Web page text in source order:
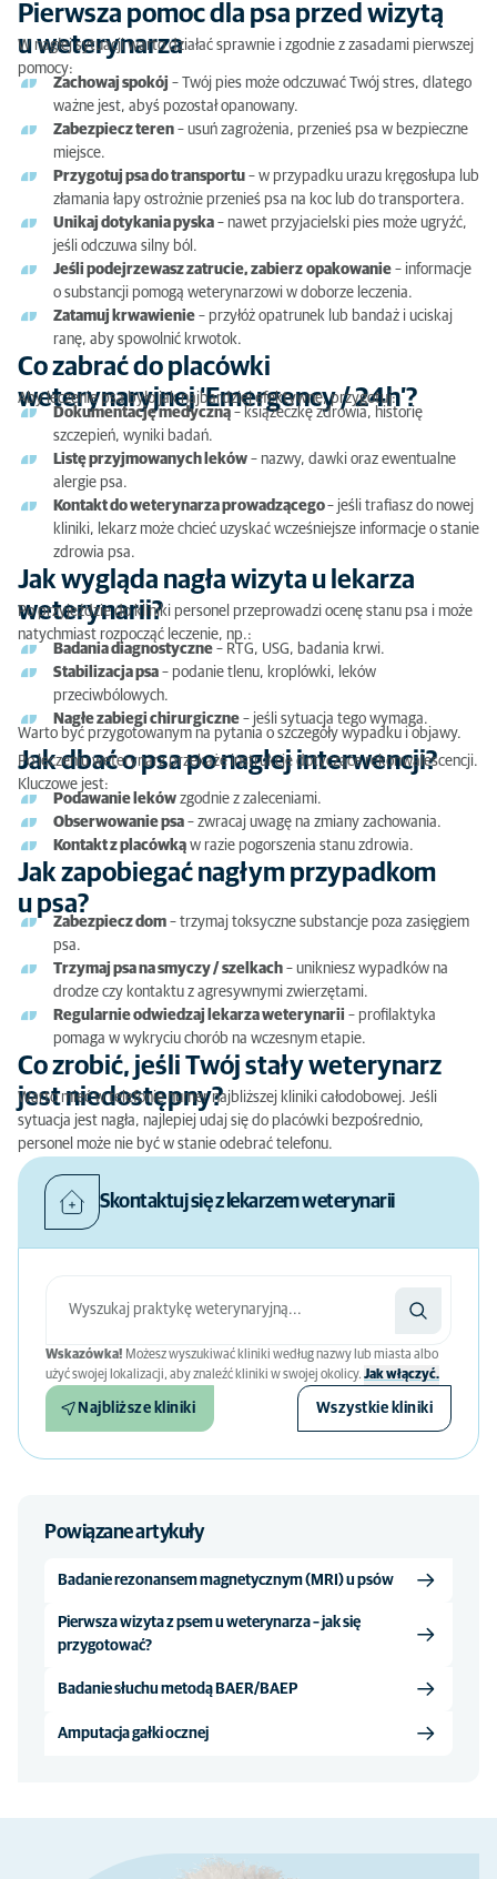
Pierwsza pomoc dla psa przed wizytą
u weterynarza
W nagłej sytuacji warto działać sprawnie i zgodnie z zasadami pierwszej
pomocy:
Zachowaj spokój – Twój pies może odczuwać Twój stres, dlatego
ważne jest, abyś pozostał opanowany.
Zabezpiecz teren – usuń zagrożenia, przenieś psa w bezpieczne
miejsce.
Przygotuj psa do transportu – w przypadku urazu kręgosłupa lub
złamania łapy ostrożnie przenieś psa na koc lub do transportera.
Unikaj dotykania pyska – nawet przyjacielski pies może ugryźć,
jeśli odczuwa silny ból.
Jeśli podejrzewasz zatrucie, zabierz opakowanie – informacje
o substancji pomogą weterynarzowi w doborze leczenia.
Zatamuj krwawienie – przyłóż opatrunek lub bandaż i uciskaj
ranę, aby spowolnić krwotok.
Co zabrać do placówki
weterynaryjnej ‘Emergency / 24h’?
Aby leczenie psa było jak najbardziej efektywne, przygotuj:
Dokumentację medyczną – książeczkę zdrowia, historię
szczepień, wyniki badań.
Listę przyjmowanych leków – nazwy, dawki oraz ewentualne
alergie psa.
Kontakt do weterynarza prowadzącego– jeśli trafiasz do nowej
kliniki, lekarz może chcieć uzyskać wcześniejsze informacje o stanie
zdrowia psa.
Jak wygląda nagła wizyta u lekarza
weterynarii?
Po przyjeździe do kliniki personel przeprowadzi ocenę stanu psa i może
natychmiast rozpocząć leczenie, np.:
Badania diagnostyczne – RTG, USG, badania krwi.
Stabilizacja psa – podanie tlenu, kroplówki, leków
przeciwbólowych.
Nagłe zabiegi chirurgiczne – jeśli sytuacja tego wymaga.
Warto być przygotowanym na pytania o szczegóły wypadku i objawy.
Jak dbać o psa po nagłej interwencji?
Po leczeniu weterynarz przekaże instrukcje dotyczące rekonwalescencji.
Kluczowe jest:
Podawanie leków zgodnie z zaleceniami.
Obserwowanie psa – zwracaj uwagę na zmiany zachowania.
Kontakt z placówką w razie pogorszenia stanu zdrowia.
Jak zapobiegać nagłym przypadkom
u psa?
Zabezpiecz dom – trzymaj toksyczne substancje poza zasięgiem
psa.
Trzymaj psa na smyczy / szelkach – unikniesz wypadków na
drodze czy kontaktu z agresywnymi zwierzętami.
Regularnie odwiedzaj lekarza weterynarii – profilaktyka
pomaga w wykryciu chorób na wczesnym etapie.
Co zrobić, jeśli Twój stały weterynarz
jest niedostępny?
Warto mieć w telefonie numer najbliższej kliniki całodobowej. Jeśli
sytuacja jest nagła, najlepiej udaj się do placówki bezpośrednio,
personel może nie być w stanie odebrać telefonu.
Skontaktuj się z lekarzem weterynarii
Wskazówka! Możesz wyszukiwać kliniki według nazwy lub miasta albo
użyć swojej lokalizacji, aby znaleźć kliniki w swojej okolicy. Jak włączyć.
Najbliższe kliniki Wszystkie kliniki
Powiązane artykuły
Badanie rezonansem magnetycznym (MRI) u psów
Pierwsza wizyta z psem u weterynarza – jak się
przygotować?
Badanie słuchu metodą BAER/BAEP
Amputacja gałki ocznej